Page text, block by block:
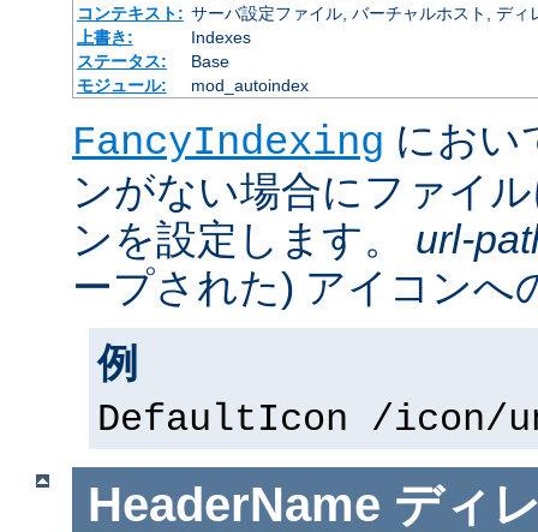
コンテキスト: サーバ設定ファイル, バーチャルホスト, ディ
上書き:
Indexes
ステータス:
Base
モジュール:
mod_autoindex
FancyIndexing におい
ンがない場合にファイ
ンを設定します。 url-
ープされた) アイコンへ
例
DefaultIcon /icon/
HeaderName ディ